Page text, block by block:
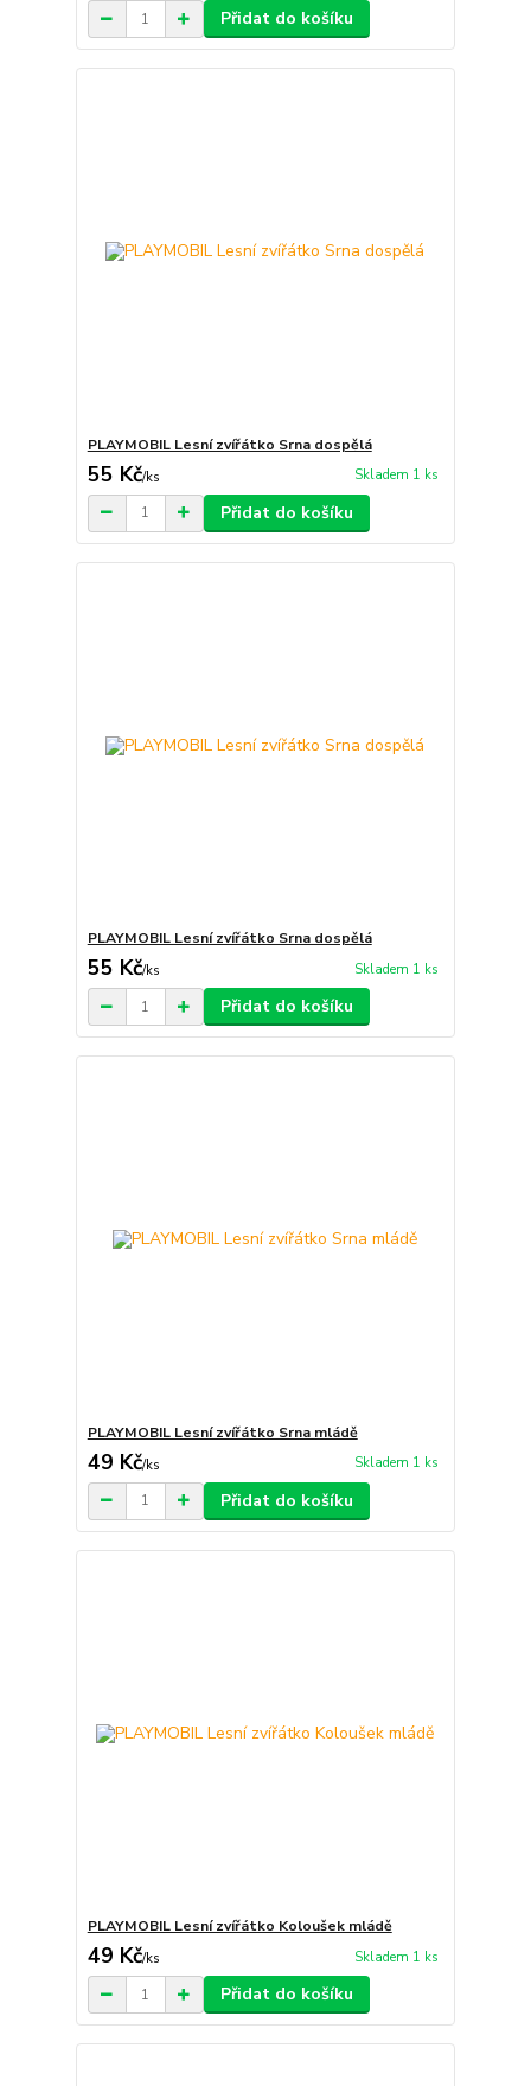
Přidat do košíku
PLAYMOBIL Lesní zvířátko Srna dospělá
55 Kč/ks Skladem 1 ks
Přidat do košíku
PLAYMOBIL Lesní zvířátko Srna dospělá
55 Kč/ks Skladem 1 ks
Přidat do košíku
PLAYMOBIL Lesní zvířátko Srna mládě
49 Kč/ks Skladem 1 ks
Přidat do košíku
PLAYMOBIL Lesní zvířátko Koloušek mládě
49 Kč/ks Skladem 1 ks
Přidat do košíku